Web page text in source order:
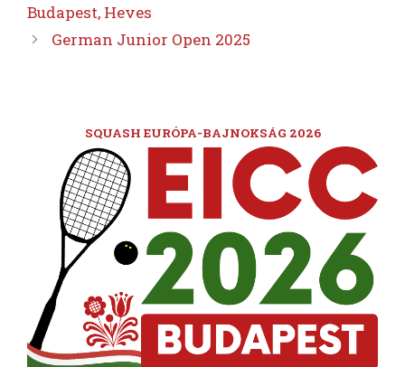
Budapest, Heves
German Junior Open 2025
SQUASH EURÓPA-BAJNOKSÁG 2026